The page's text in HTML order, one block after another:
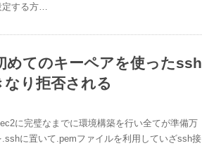
する方…
めてのキーペアを使ったssh
なり拒否される
に完璧なまでに環境構築を行い全てが準備万
に置いて.pemファイルを利用していざssh接